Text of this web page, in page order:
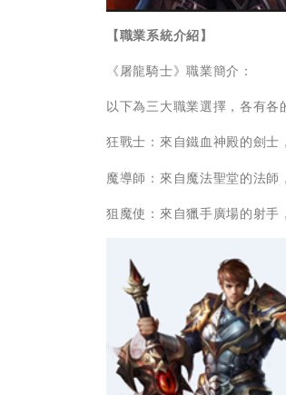
【職業系統介紹】
《屠龍騎士》職業簡介：
以下為三大職業選擇，各有各
狂戰士：來自鐵血神殿的劍士
魔導師：來自魔法聖堂的法師
狙魔使：來自獵手廣場的射手